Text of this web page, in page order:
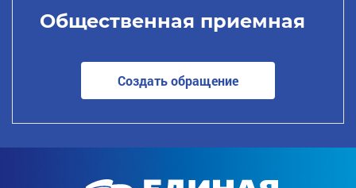
Общественная приемная
Создать обращение